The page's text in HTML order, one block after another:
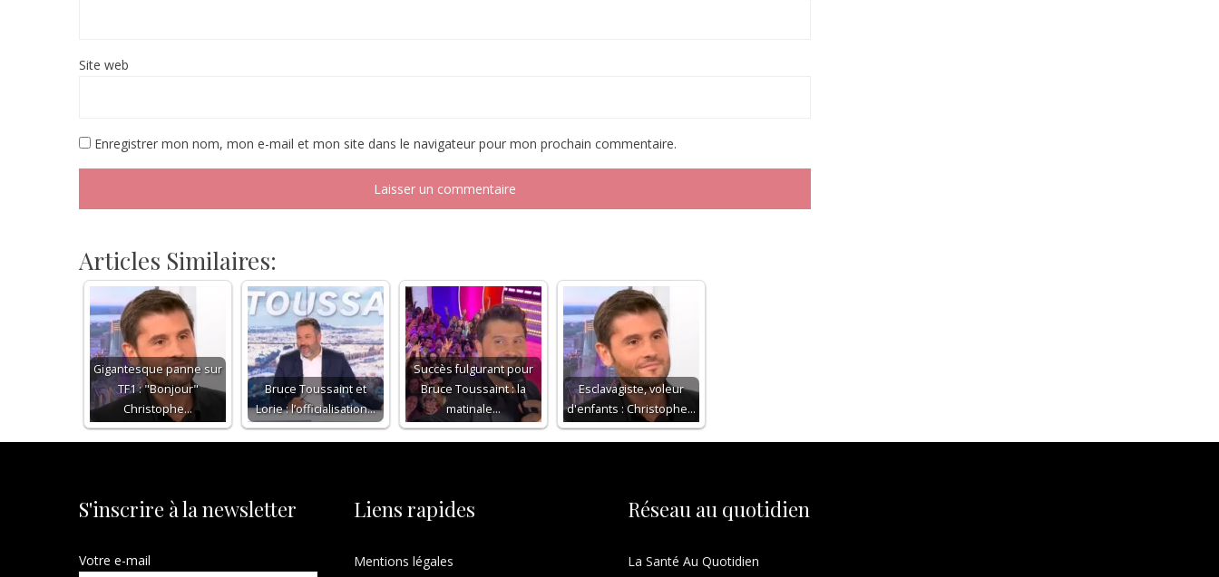
Site web
Enregistrer mon nom, mon e-mail et mon site dans le navigateur pour mon prochain commentaire.
Articles Similaires:
Gigantesque panne sur
TF1 : "Bonjour"
Christophe…
Bruce Toussaint et
Lorie : l’officialisation…
Succès fulgurant pour
Bruce Toussaint : la
matinale…
Esclavagiste, voleur
d'enfants : Christophe…
S'inscrire à la newsletter
Votre e-mail
Liens rapides
Mentions légales
Réseau au quotidien
La Santé Au Quotidien